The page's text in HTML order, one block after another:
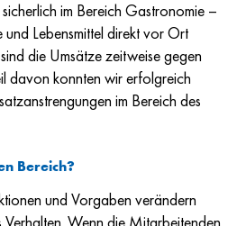
im Bereich Gastronomie –
Lebensmittel direkt vor Ort
die Umsätze zeitweise gegen
davon konnten wir erfolgreich
im Bereich des
Bereich?
und Vorgaben verändern